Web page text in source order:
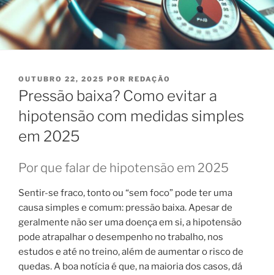
PUBLICADO
EM
OUTUBRO 22, 2025 POR REDAÇÃO
Pressão baixa? Como evitar a
hipotensão com medidas simples
em 2025
Por que falar de hipotensão em 2025
Sentir-se fraco, tonto ou “sem foco” pode ter uma
causa simples e comum: pressão baixa. Apesar de
geralmente não ser uma doença em si, a hipotensão
pode atrapalhar o desempenho no trabalho, nos
estudos e até no treino, além de aumentar o risco de
quedas. A boa notícia é que, na maioria dos casos, dá